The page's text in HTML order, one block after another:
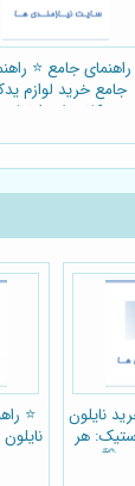
راهنمای جامع ⭐️
جامع خرید لوازم
کاترپیلار: ارتقا
نایلون
هر
🛍️
⭐️